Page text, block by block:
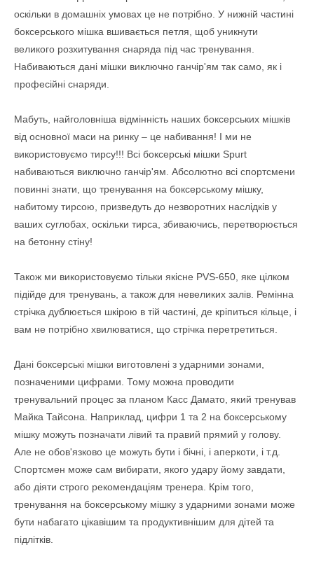
оскільки в домашніх умовах це не потрібно. У нижній частині
боксерського мішка вшивається петля, щоб уникнути
великого розхитування снаряда під час тренування.
Набиваються дані мішки виключно ганчір'ям так само, як і
професійні снаряди.
Мабуть, найголовніша відмінність наших боксерських мішків
від основної маси на ринку – це набивання! І ми не
використовуємо тирсу!!! Всі боксерські мішки Spurt
набиваються виключно ганчір'ям. Абсолютно всі спортсмени
повинні знати, що тренування на боксерському мішку,
набитому тирсою, призведуть до незворотних наслідків у
ваших суглобах, оскільки тирса, збиваючись, перетворюється
на бетонну стіну!
Також ми використовуємо тільки якісне PVS-650, яке цілком
підійде для тренувань, а також для невеликих залів. Ремінна
стрічка дублюється шкірою в тій частині, де кріпиться кільце, і
вам не потрібно хвилюватися, що стрічка перетретиться.
Дані боксерські мішки виготовлені з ударними зонами,
позначеними цифрами. Тому можна проводити
тренувальний процес за планом Касс Дамато, який тренував
Майка Тайсона. Наприклад, цифри 1 та 2 на боксерському
мішку можуть позначати лівий та правий прямий у голову.
Але не обов'язково це можуть бути і бічні, і аперкоти, і т.д.
Спортсмен може сам вибирати, якого удару йому завдати,
або діяти строго рекомендаціям тренера. Крім того,
тренування на боксерському мішку з ударними зонами може
бути набагато цікавішим та продуктивнішим для дітей та
підлітків.